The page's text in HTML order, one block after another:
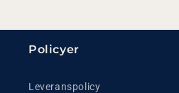
Policyer
Leveranspolicy